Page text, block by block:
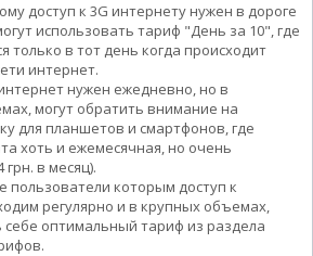
доступ к 3G интернету нужен в дороге
использовать тариф "День за 10", где
только в тот день когда происходит
интернет.
нужен ежедневно, но в
могут обратить внимание на
для планшетов и смартфонов, где
хоть и ежемесячная, но очень
в месяц).
пользователи которым доступ к
регулярно и в крупных объемах,
себе оптимальный тариф из раздела